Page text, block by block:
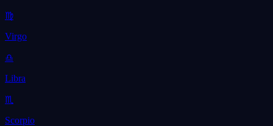
♍
Virgo
♎
Libra
♏
Scorpio